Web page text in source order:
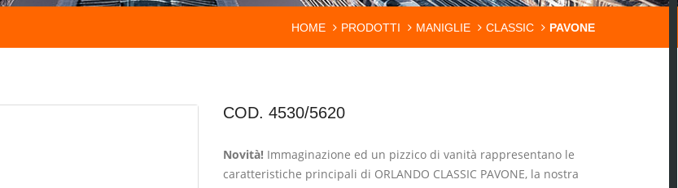
HOME PRODOTTI MANIGLIE CLASSIC PAVONE
COD. 4530/5620
Novità! Immaginazione ed un pizzico di vanità rappresentano le
caratteristiche principali di ORLANDO CLASSIC PAVONE, la nostra